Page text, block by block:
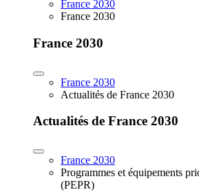
France 2030
France 2030
France 2030
France 2030
Actualités de France 2030
Actualités de France 2030
France 2030
Programmes et équipements
(PEPR)